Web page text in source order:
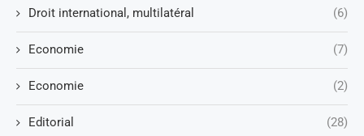
Droit international, multilatéral (6)
Economie (7)
Economie (2)
Editorial (28)